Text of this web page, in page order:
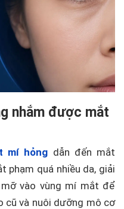
nhắm được mắt
mí hỏng dẫn đến mắt
phạm quá nhiều da, giải
vào vùng mí mắt để
cũ và nuôi dưỡng mô cơ